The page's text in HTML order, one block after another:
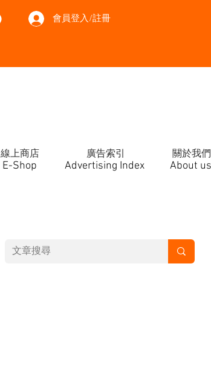
會員登入/註冊
線上商店 廣告索引 關於我們
E-Shop About us
Advertising Index